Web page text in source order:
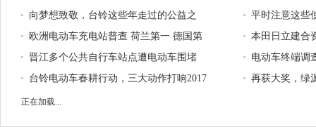
电动车
让“僵尸企业”
向梦想致敬，台铃这些年走过的公益之
路！
平时注意这些
没问题！
欧洲电动车充电站普查 荷兰第一 德国第
二
本田日立建合
晋江多个公共自行车站点遭电动车围堵
电动车终端调
场静悄悄！
台铃电动车春耕行动，三大动作打响2017
年第一战!
再获大奖，绿
正在加载...